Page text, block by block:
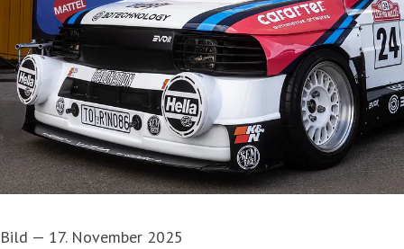
Bild — 17. November 2025